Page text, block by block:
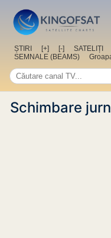
ȘTIRI [+] [-] SATELIȚI
SEMNALE (BEAMS)
Schimbare